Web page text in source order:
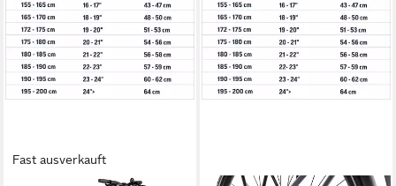
Fast ausverkauft